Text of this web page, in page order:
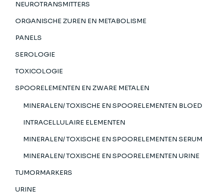
NEUROTRANSMITTERS
ORGANISCHE ZUREN EN METABOLISME
PANELS
SEROLOGIE
TOXICOLOGIE
SPOORELEMENTEN EN ZWARE METALEN
MINERALEN/ TOXISCHE EN SPOORELEMENTEN BLOED
INTRACELLULAIRE ELEMENTEN
MINERALEN/ TOXISCHE EN SPOORELEMENTEN SERUM
MINERALEN/ TOXISCHE EN SPOORELEMENTEN URINE
TUMORMARKERS
URINE